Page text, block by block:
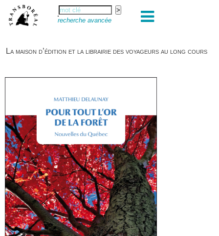
recherche avancée
La maison d’édition et la librairie des voyageurs au long cours